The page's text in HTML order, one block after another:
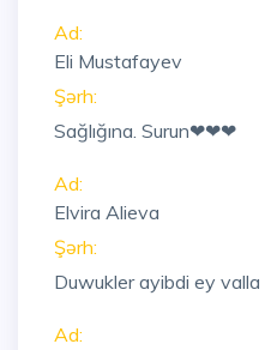
Ad:
Eli Mustafayev
Şərh:
Sağlığına. Surun❤❤❤
Ad:
Elvira Alieva
Şərh:
Duwukler ayibdi ey valla
Ad: